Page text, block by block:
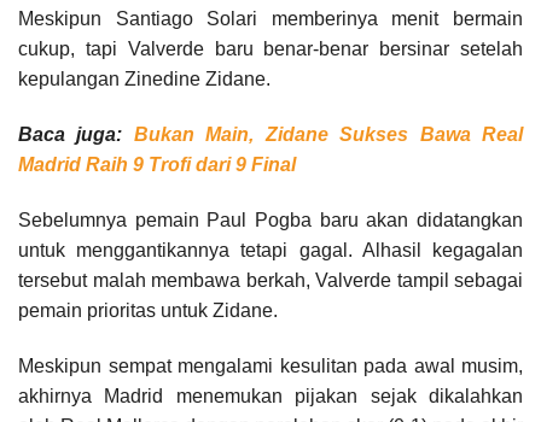
Meskipun Santiago Solari memberinya menit bermain
cukup, tapi Valverde baru benar-benar bersinar setelah
kepulangan Zinedine Zidane.
Baca juga: Bukan Main, Zidane Sukses Bawa Real
Madrid Raih 9 Trofi dari 9 Final
Sebelumnya pemain Paul Pogba baru akan didatangkan
untuk menggantikannya tetapi gagal. Alhasil kegagalan
tersebut malah membawa berkah, Valverde tampil sebagai
pemain prioritas untuk Zidane.
Meskipun sempat mengalami kesulitan pada awal musim,
akhirnya Madrid menemukan pijakan sejak dikalahkan